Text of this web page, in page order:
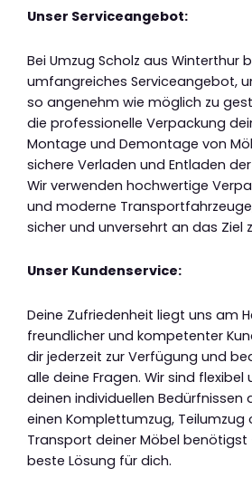
Unser Serviceangebot:
Bei Umzug Scholz aus Winterthur
umfangreiches Serviceangebot,
so angenehm wie möglich zu
die professionelle Verpackung
Montage und Demontage von
sichere Verladen und Entladen
Wir verwenden hochwertige
und moderne
sicher und unversehrt an das Ziel
Unser Kundenservice:
Deine Zufriedenheit liegt uns am
freundlicher und kompetenter
dir jederzeit zur Verfügung und
alle deine Fragen. Wir sind flexibel
deinen individuellen Bedürfnissen
einen Komplettumzug, Teilumzug
Transport deiner Möbel benötigst
beste Lösung für dich.